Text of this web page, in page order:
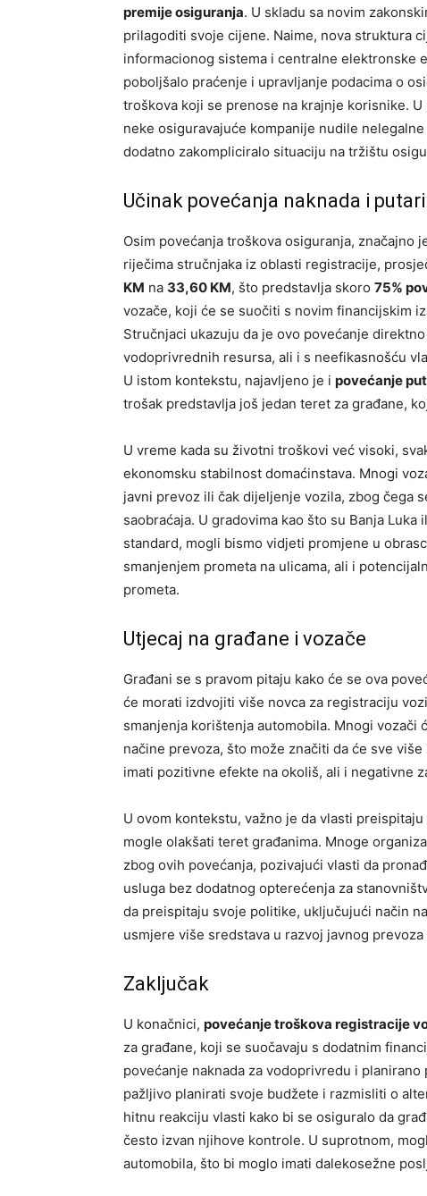
premije osiguranja. U skladu sa novim
prilagoditi svoje cijene. Naime, nova struktura
informacionog sistema i centralne elektronske
poboljšalo praćenje i upravljanje podacima o
troškova koji se prenose na krajnje korisnike.
neke osiguravajuće kompanije nudile
dodatno zakompliciralo situaciju na tržištu
Učinak povećanja naknada i
Osim povećanja troškova osiguranja, značajno
riječima stručnjaka iz oblasti registracije,
KM na 33,60 KM, što predstavlja skoro 75%
vozače, koji će se suočiti s novim financijskim
Stručnjaci ukazuju da je ovo povećanje
vodoprivrednih resursa, ali i s neefikasnošću
U istom kontekstu, najavljeno je i povećanje
trošak predstavlja još jedan teret za građane,
U vreme kada su životni troškovi već visoki,
ekonomsku stabilnost domaćinstava. Mnogi
javni prevoz ili čak dijeljenje vozila, zbog čega
saobraćaja. U gradovima kao što su Banja
standard, mogli bismo vidjeti promjene u
smanjenjem prometa na ulicama, ali i
prometa.
Utjecaj na građane i vozače
Građani se s pravom pitaju kako će se ova
će morati izdvojiti više novca za registraciju
smanjenja korištenja automobila. Mnogi
načine prevoza, što može značiti da će sve
imati pozitivne efekte na okoliš, ali i negativne
U ovom kontekstu, važno je da vlasti
mogle olakšati teret građanima. Mnoge
zbog ovih povećanja, pozivajući vlasti da
usluga bez dodatnog opterećenja za
da preispitaju svoje politike, uključujući način
usmjere više sredstava u razvoj javnog
Zaključak
U konačnici, povećanje troškova registracije
za građane, koji se suočavaju s dodatnim
povećanje naknada za vodoprivredu i
pažljivo planirati svoje budžete i razmisliti o
hitnu reakciju vlasti kako bi se osiguralo da
često izvan njihove kontrole. U suprotnom,
automobila, što bi moglo imati dalekosežne